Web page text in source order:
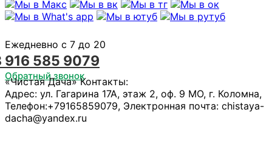
Ежедневно с 7 до 20
916 585 9079
Обратный звонок
«Чистая Дача»Контакты:
Адрес: ул. Гагарина 17А, этаж 2, оф. 9 МО, г. Коломна,
Телефон:+79165859079, Электронная почта: chistaya-
dacha@yandex.ru